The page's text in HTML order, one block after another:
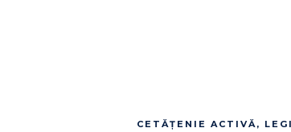
CETĂȚENIE ACTIVĂ,